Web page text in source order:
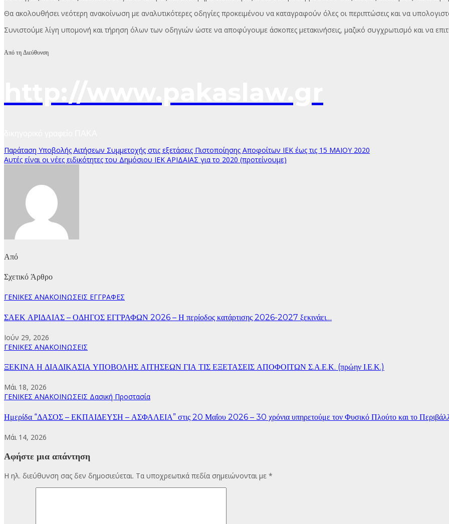
Θα ακολουθήσει νεότερη ανακοίνωση με αναλυτικότερες οδηγίες προκειμένου να καταγραφούν όλες οι περιπτώσεις και να
Συνιστούμε λίγη υπομονή και τήρηση όλων των οδηγιών ώστε να αποφύγουμε άσκοπες μετακινήσεις, μαζικό συγχρωτισμό και να
Από τη Διεύθυνση
Πλοήγηση
Παράταση Υποβολής Αιτήσεων Συμμετοχής στις εξετάσεις Πιστοποίησης Αποφοίτων ΙΕΚ έως τις 15 ΜΑΙΟΥ 2020
Αυτές είναι οι νέες ειδικότητες του Δημόσιου ΙΕΚ ΑΡΙΔΑΙΑΣ για το 2020 (προτείνουμε)
Από
Σχετικό Άρθρο
ΓΕΝΙΚΕΣ ΑΝΑΚΟΙΝΩΣΕΙΣ ΕΓΓΡΑΦΕΣ
ΣΑΕΚ ΑΡΙΔΑΙΑΣ – ΟΔΗΓΟΣ ΕΓΓΡΑΦΩΝ 2026 – Η περίοδος κατάρτισης 2026-2027 ξεκινάει…
Ιούν 29, 2026
ΓΕΝΙΚΕΣ ΑΝΑΚΟΙΝΩΣΕΙΣ
ΞΕΚΙΝΑ Η ΔΙΑΔΙΚΑΣΙΑ ΥΠΟΒΟΛΗΣ ΑΙΤΗΣΕΩΝ ΓΙΑ ΤΙΣ ΕΞΕΤΑΣΕΙΣ ΑΠΟΦΟΙΤΩΝ Σ.Α.Ε.Κ. (πρώην Ι.Ε.Κ.)
Μάι 18, 2026
ΓΕΝΙΚΕΣ ΑΝΑΚΟΙΝΩΣΕΙΣ Δασική Προστασία
Ημερίδα “ΔΑΣΟΣ – ΕΚΠΑΙΔΕΥΣΗ – ΑΣΦΑΛΕΙΑ” στις 20 Μαΐου 2026 – 30 χρόνια υπηρετούμε τον Φυσικό Πλούτο και το
Μάι 14, 2026
Αφήστε μια απάντηση
Η ηλ. διεύθυνση σας δεν δημοσιεύεται. Τα υποχρεωτικά πεδία σημειώνονται με *